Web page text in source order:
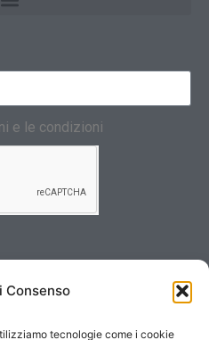
Consenso
tecnologie come i cookie
e le condizioni